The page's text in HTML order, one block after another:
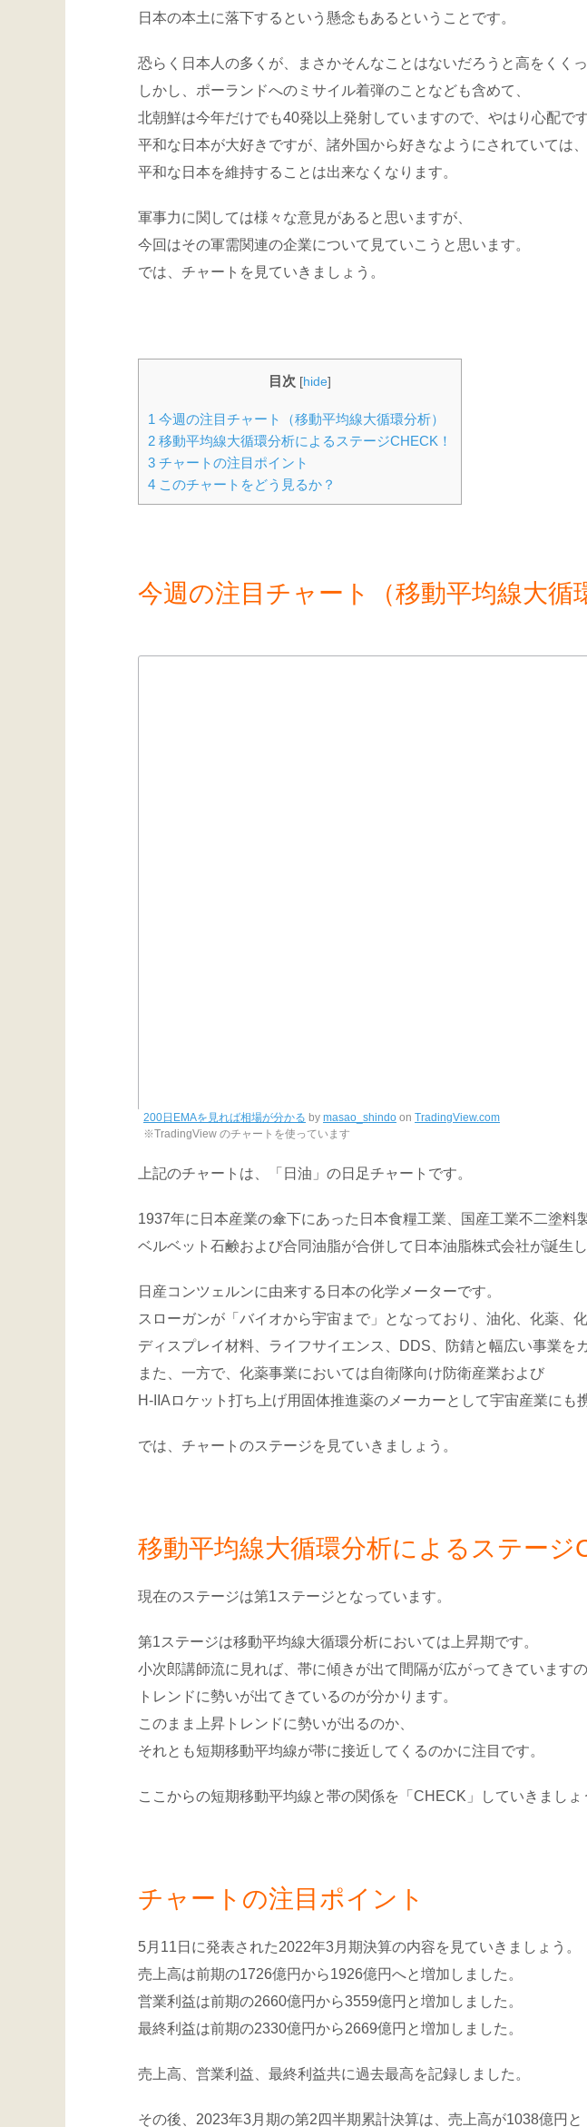
日本の本土に落下するという懸念もあるということです。
恐らく日本人の多くが、まさかそんなことはないだろうと高をくく
しかし、ポーランドへのミサイル着弾のことなども含めて、
北朝鮮は今年だけでも40発以上発射していますので、やはり心配です
平和な日本が大好きですが、諸外国から好きなようにされていては、
平和な日本を維持することは出来なくなります。
軍事力に関しては様々な意見があると思いますが、
今回はその軍需関連の企業について見ていこうと思います。
では、チャートを見ていきましょう。
目次 [hide]
1 今週の注目チャート（移動平均線大循環分析）
2 移動平均線大循環分析によるステージCHECK！
3 チャートの注目ポイント
4 このチャートをどう見るか？
今週の注目チャート（移動平均線大循
200日EMAを見れば相場が分かる by masao_shindo on TradingView.com
※TradingView のチャートを使っています
上記のチャートは、「日油」の日足チャートです。
1937年に日本産業の傘下にあった日本食糧工業、国産工業不二塗料
ベルベット石鹸および合同油脂が合併して日本油脂株式会社が誕生
日産コンツェルンに由来する日本の化学メーターです。
スローガンが「バイオから宇宙まで」となっており、油化、化薬、化
ディスプレイ材料、ライフサイエンス、DDS、防錆と幅広い事業を
また、一方で、化薬事業においては自衛隊向け防衛産業および
H-IIAロケット打ち上げ用固体推進薬のメーカーとして宇宙産業にも
では、チャートのステージを見ていきましょう。
移動平均線大循環分析によるステージ
現在のステージは第1ステージとなっています。
第1ステージは移動平均線大循環分析においては上昇期です。
小次郎講師流に見れば、帯に傾きが出て間隔が広がってきていますの
トレンドに勢いが出てきているのが分かります。
このまま上昇トレンドに勢いが出るのか、
それとも短期移動平均線が帯に接近してくるのかに注目です。
ここからの短期移動平均線と帯の関係を「CHECK」していきましょ
チャートの注目ポイント
5月11日に発表された2022年3月期決算の内容を見ていきましょう。
売上高は前期の1726億円から1926億円へと増加しました。
営業利益は前期の2660億円から3559億円と増加しました。
最終利益は前期の2330億円から2669億円と増加しました。
売上高、営業利益、最終利益共に過去最高を記録しました。
その後、2023年3月期の第2四半期累計決算は、売上高が1038億円と